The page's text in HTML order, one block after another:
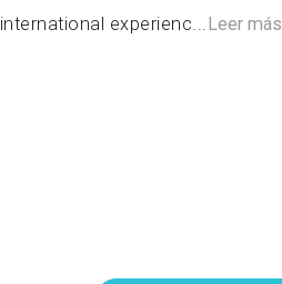
experienc...Leer más